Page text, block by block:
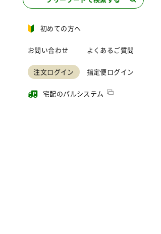
初めての方へ
お問い合わせ よくあるご質問
注文ログイン 指定便ログイン
宅配のパルシステム